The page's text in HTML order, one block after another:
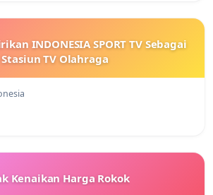
INDONESIA SPORT TV Sebagai
Stasiun TV Olahraga
Kenaikan Harga Rokok